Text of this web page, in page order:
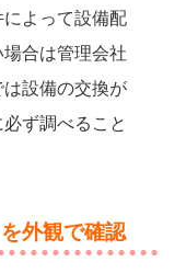
よって設備配
合は管理会社
設備の交換が
ず調べること
外観で確認